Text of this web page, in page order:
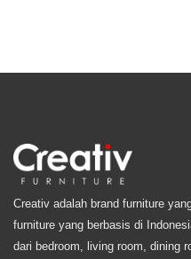
Creativ adalah brand furniture
furniture yang berbasis di
dari bedroom, living room, dining